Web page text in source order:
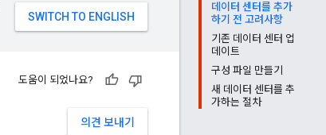
데이터 센터를 추가
하기 전 고려사항
기존 데이터 센터 업
데이트
구성 파일 만들기
새 데이터 센터를 추
가하는 절차
도움이 되었나요?
의견 보내기